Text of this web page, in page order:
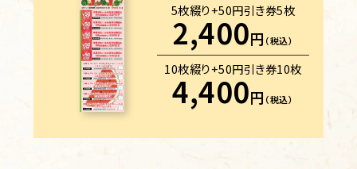
5枚綴り+50円引き券5枚
2,400円 （税込）
10枚綴り+50円引き券10枚
4,400円 （税込）